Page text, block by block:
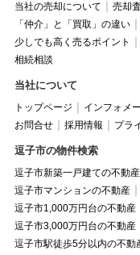
当社の売却について 売却
「仲介」と「買取」の違い
少しでも高く売るポイント
相続相談
当社について
トップページ インフォメ
お問合せ
採用情報 プラ
逗子市の物件検索
逗子市新築一戸建ての不動産
逗子市マンションの不動産
逗子市1,000万円台の不動産
逗子市3,000万円台の不動産
逗子市駅徒歩5分以内の不動